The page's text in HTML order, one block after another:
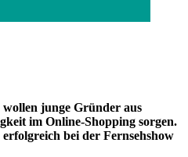
junge Gründer aus
im Online-Shopping sorgen.
bei der Fernsehshow